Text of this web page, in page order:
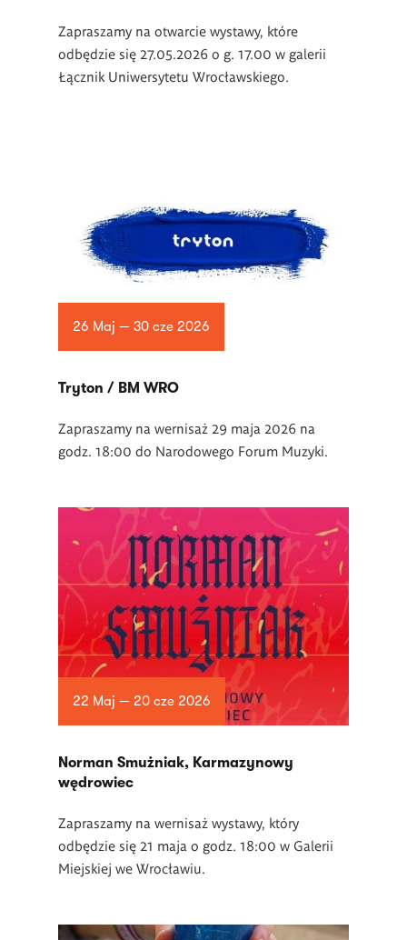
Zapraszamy na otwarcie wystawy, które
odbędzie się 27.05.2026 o g. 17.00 w galerii
Łącznik Uniwersytetu Wrocławskiego.
26 Maj — 30 cze 2026
Tryton / BM WRO
Zapraszamy na wernisaż 29 maja 2026 na
godz. 18:00 do Narodowego Forum Muzyki.
22 Maj — 20 cze 2026
Norman Smużniak, Karmazynowy
wędrowiec
Zapraszamy na wernisaż wystawy, który
odbędzie się 21 maja o godz. 18:00 w Galerii
Miejskiej we Wrocławiu.